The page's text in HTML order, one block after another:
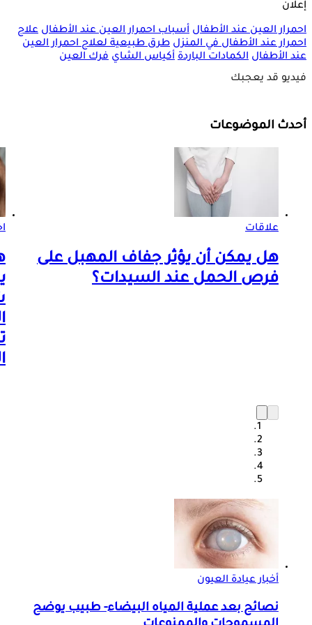
إعلان
احمرار العين عند الأطفال أسباب احمرار العين عند الأطفال علاج
احمرار عند الأطفال في المنزل طرق طبيعية لعلاج احمرار العين
عند الأطفال الكمادات الباردة أكياس الشاي فرك العين
فيديو قد يعجبك
أحدث الموضوعات
علاقات
هل يمكن أن يؤثر جفاف المهبل على
فرص الحمل عند السيدات؟
أخبار عيادة العيون
نصائح بعد عملية المياه البيضاء- طبيب يوضح